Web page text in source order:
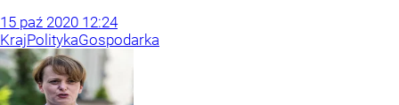
15 paź 2020 12:24
KrajPolitykaGospodarka